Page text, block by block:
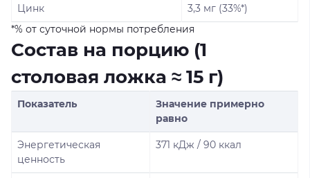
Цинк
3,3 мг (33%*)
*% от суточной нормы потребления
Состав на порцию (1
столовая ложка ≈ 15 г)
Показатель
Значение примерно
равно
Энергетическая
ценность
371 кДж / 90 ккал